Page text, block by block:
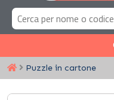
Puzzle in cartone